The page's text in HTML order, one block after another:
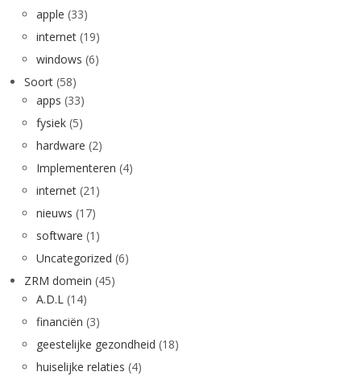
apple (33)
internet (19)
windows (6)
Soort (58)
apps (33)
fysiek (5)
hardware (2)
Implementeren (4)
internet (21)
nieuws (17)
software (1)
Uncategorized (6)
ZRM domein (45)
A.D.L (14)
financiën (3)
geestelijke gezondheid (18)
huiselijke relaties (4)